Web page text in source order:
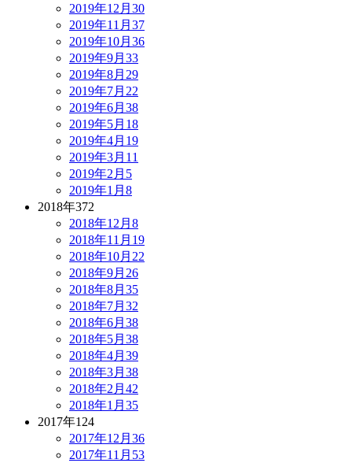
2019年12月 30
2019年11月 37
2019年10月 36
2019年9月 33
2019年8月 29
2019年7月 22
2019年6月 38
2019年5月 18
2019年4月 19
2019年3月 11
2019年2月 5
2019年1月 8
2018年372
2018年12月 8
2018年11月 19
2018年10月 22
2018年9月 26
2018年8月 35
2018年7月 32
2018年6月 38
2018年5月 38
2018年4月 39
2018年3月 38
2018年2月 42
2018年1月 35
2017年124
2017年12月 36
2017年11月 53